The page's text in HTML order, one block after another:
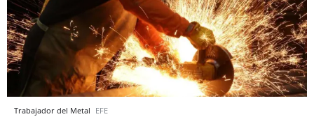
Trabajador del Metal EFE